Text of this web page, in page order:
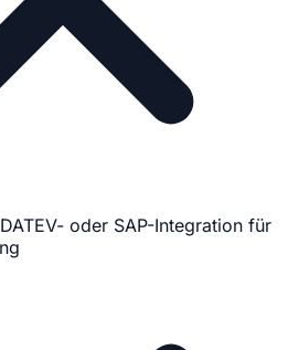
oder SAP-Integration für